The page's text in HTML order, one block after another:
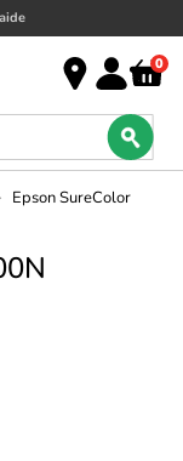
0
Epson SureColor